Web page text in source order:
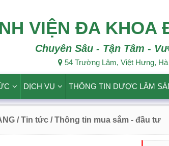
VIỆN ĐA KHOA
Chuyên Sâu - Tận Tâm -
54 Trường Lâm, Việt Hưng,
DỊCH VỤ THÔNG TIN DƯỢC LÂM
/ Tin tức / Thông tin mua sắm - đầu tư